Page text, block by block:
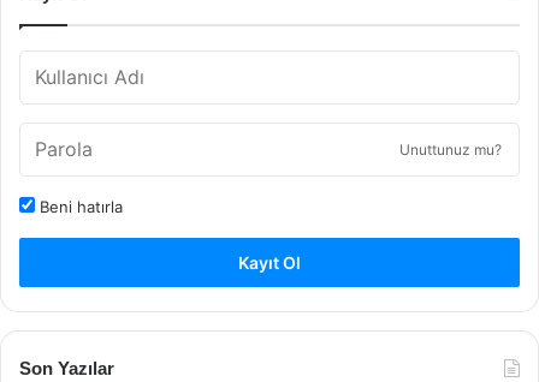
Unuttunuz mu?
Beni hatırla
Kayıt Ol
Son Yazılar